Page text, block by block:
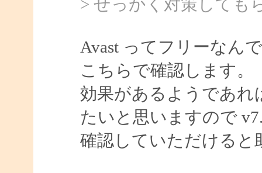
> せっかく対策しても
Avast ってフリーなん
こちらで確認します。
効果があるようであれ
たいと思いますので
確認していただけると